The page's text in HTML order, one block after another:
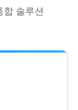
합 솔루션